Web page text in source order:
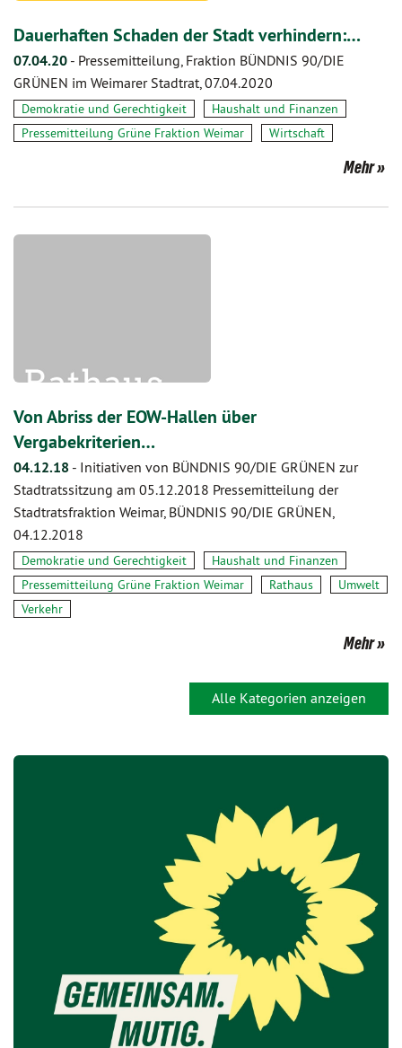
Dauerhaften Schaden der Stadt verhindern:…
07.04.20 - Pressemitteilung, Fraktion BÜNDNIS 90/DIE
GRÜNEN im Weimarer Stadtrat, 07.04.2020
Demokratie und Gerechtigkeit
Haushalt und Finanzen
Pressemitteilung Grüne Fraktion Weimar
Wirtschaft
Mehr
Von Abriss der EOW-Hallen über
Vergabekriterien…
04.12.18 - Initiativen von BÜNDNIS 90/DIE GRÜNEN zur
Stadtratssitzung am 05.12.2018 Pressemitteilung der
Stadtratsfraktion Weimar, BÜNDNIS 90/DIE GRÜNEN,
04.12.2018
Demokratie und Gerechtigkeit
Haushalt und Finanzen
Pressemitteilung Grüne Fraktion Weimar
Rathaus
Umwelt
Verkehr
Mehr
Alle Kategorien anzeigen